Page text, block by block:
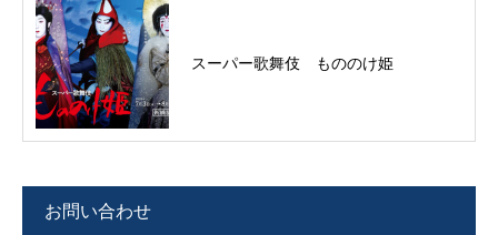
スーパー歌舞伎 もののけ姫
お問い合わせ